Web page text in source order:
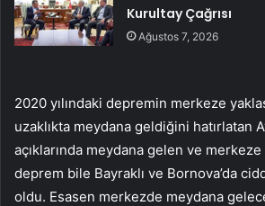
Kurultay Çağrısı
Ağustos 7, 2026
2020 yılındaki depremin merkeze
uzaklıkta meydana geldiğini hatırlatan
açıklarında meydana gelen ve
deprem bile Bayraklı ve Bornova’da
oldu. Esasen merkezde meydana